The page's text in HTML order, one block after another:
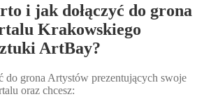
i jak dołączyć do grona
Krakowskiego
ArtBay?
do grona Artystów prezentujących swoje
oraz chcesz: